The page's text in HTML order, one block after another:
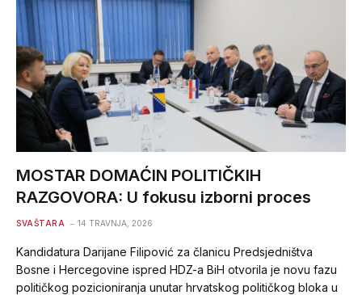
MOSTAR DOMAĆIN POLITIČKIH
RAZGOVORA: U fokusu izborni proces
SVAŠTARA 14 TRAVNJA, 2026
Kandidatura Darijane Filipović za članicu Predsjedništva
Bosne i Hercegovine ispred HDZ-a BiH otvorila je novu fazu
političkog pozicioniranja unutar hrvatskog političkog bloka u